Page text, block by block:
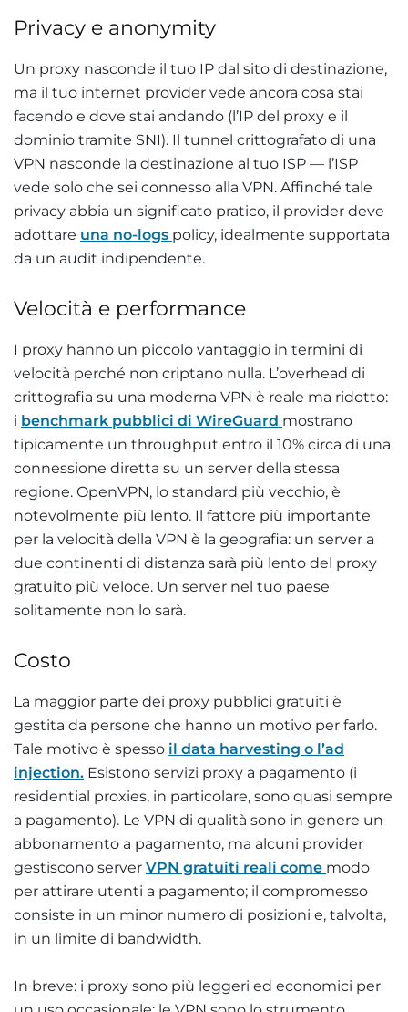
Privacy e anonymity
Un proxy nasconde il tuo IP dal sito di destinazione,
ma il tuo internet provider vede ancora cosa stai
facendo e dove stai andando (l’IP del proxy e il
dominio tramite SNI). Il tunnel crittografato di una
VPN nasconde la destinazione al tuo ISP — l’ISP
vede solo che sei connesso alla VPN. Affinché tale
privacy abbia un significato pratico, il provider deve
adottare una no-logs policy, idealmente supportata
da un audit indipendente.
Velocità e performance
I proxy hanno un piccolo vantaggio in termini di
velocità perché non criptano nulla. L’overhead di
crittografia su una moderna VPN è reale ma ridotto:
i benchmark pubblici di WireGuard mostrano
tipicamente un throughput entro il 10% circa di una
connessione diretta su un server della stessa
regione. OpenVPN, lo standard più vecchio, è
notevolmente più lento. Il fattore più importante
per la velocità della VPN è la geografia: un server a
due continenti di distanza sarà più lento del proxy
gratuito più veloce. Un server nel tuo paese
solitamente non lo sarà.
Costo
La maggior parte dei proxy pubblici gratuiti è
gestita da persone che hanno un motivo per farlo.
Tale motivo è spesso il data harvesting o l’ad
injection. Esistono servizi proxy a pagamento (i
residential proxies, in particolare, sono quasi sempre
a pagamento). Le VPN di qualità sono in genere un
abbonamento a pagamento, ma alcuni provider
gestiscono server VPN gratuiti reali come modo
per attirare utenti a pagamento; il compromesso
consiste in un minor numero di posizioni e, talvolta,
in un limite di bandwidth.
In breve: i proxy sono più leggeri ed economici per